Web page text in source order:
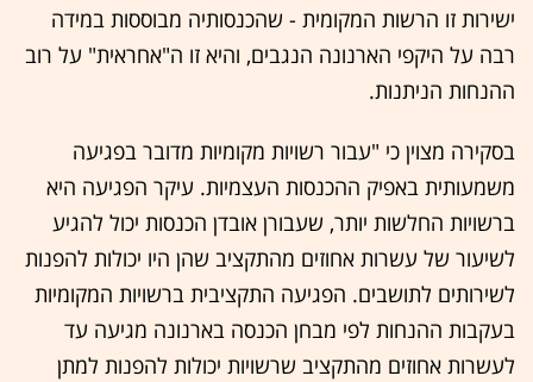
ישירות זו הרשות המקומית - שהכנסותיה מבוססות במידה
רבה על היקפי הארנונה הנגבים, והיא זו ה"אחראית" על רוב
ההנחות הניתנות.
בסקירה מצוין כי "עבור רשויות מקומיות מדובר בפגיעה
משמעותית באפיק ההכנסות העצמיות. עיקר הפגיעה היא
ברשויות החלשות יותר, שעבורן אובדן הכנסות יכול להגיע
לשיעור של עשרות אחוזים מהתקציב שהן היו יכולות להפנות
לשירותים לתושבים. הפגיעה התקציבית ברשויות המקומיות
בעקבות ההנחות לפי מבחן הכנסה בארנונה מגיעה עד
לעשרות אחוזים מהתקציב שרשויות יכולות להפנות למתן